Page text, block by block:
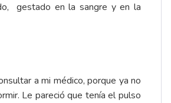
gestado en la sangre y en la
a mi médico, porque ya no
Le pareció que tenía el pulso